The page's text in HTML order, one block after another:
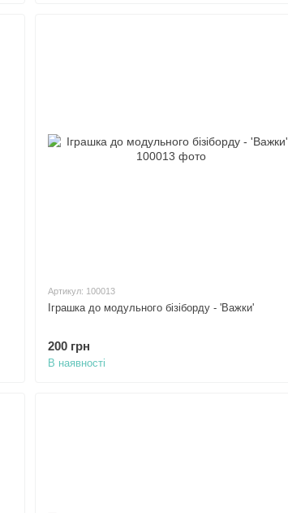
Артикул: 100013
Іграшка до модульного бізіборду - 'Важки'
200 грн
В наявності